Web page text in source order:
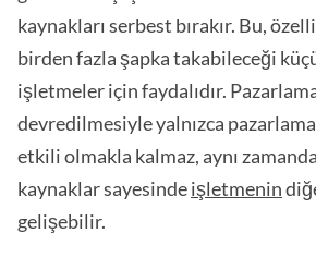
kaynakları serbest bırakır. Bu,
birden fazla şapka takabileceği
işletmeler için faydalıdır.
devredilmesiyle yalnızca
etkili olmakla kalmaz, aynı
kaynaklar sayesindeişletmenin
gelişebilir.